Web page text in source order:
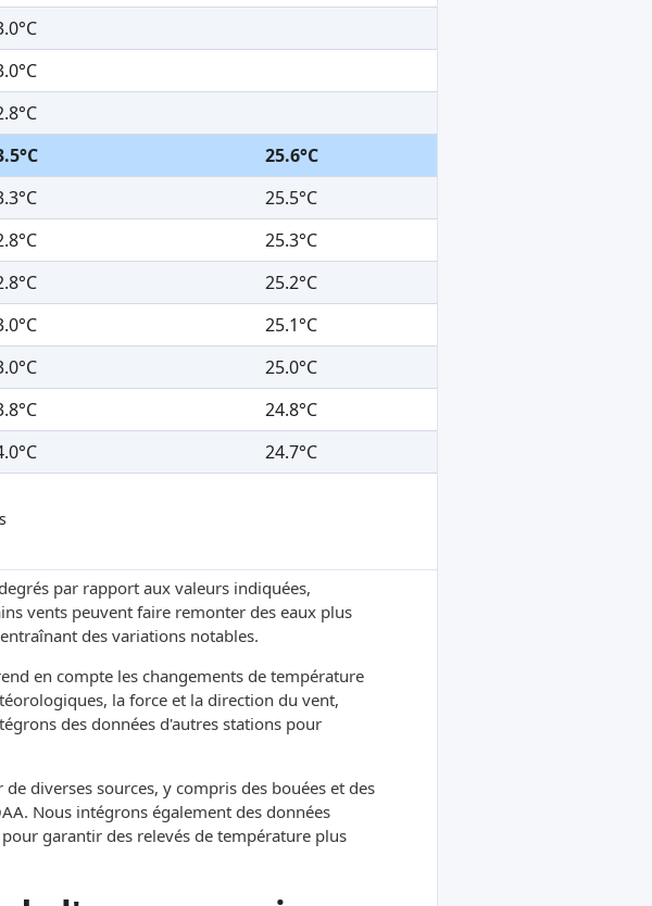
25.6°C
25.5°C
25.3°C
25.2°C
25.1°C
25.0°C
24.8°C
24.7°C
par rapport aux valeurs indiquées,
vents peuvent faire remonter des eaux plus
des variations notables.
en compte les changements de température
la force et la direction du vent,
des données d'autres stations pour
diverses sources, y compris des bouées et des
Nous intégrons également des données
garantir des relevés de température plus